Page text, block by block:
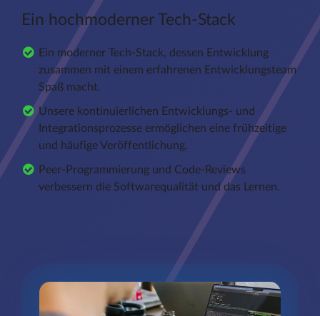
Ein hochmoderner Tech-Stack
Ein moderner Tech-Stack, dessen Entwicklung
zusammen mit einem erfahrenen Entwicklungsteam
Spaß macht.
Unsere kontinuierlichen Entwicklungs- und
Integrationsprozesse ermöglichen eine frühzeitige
und häufige Veröffentlichung.
Peer-Programmierung und Code-Reviews
verbessern die Softwarequalität und das Lernen.